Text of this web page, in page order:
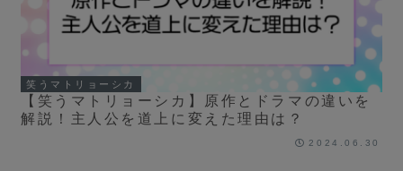
笑うマトリョーシカ
【笑うマトリョーシカ】原作とドラマの違いを
解説！主人公を道上に変えた理由は？
2024.06.30